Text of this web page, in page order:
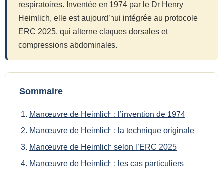
respiratoires. Inventée en 1974 par le Dr Henry
Heimlich, elle est aujourd’hui intégrée au protocole
ERC 2025, qui alterne claques dorsales et
compressions abdominales.
Sommaire
Manœuvre de Heimlich : l’invention de 1974
Manœuvre de Heimlich : la technique originale
Manœuvre de Heimlich selon l’ERC 2025
Manœuvre de Heimlich : les cas particuliers